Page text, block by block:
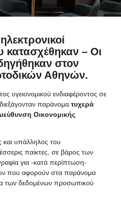
κατασχέθηκαν – Οι
στον
Αθηνών.
υγειονομικού ενδιαφέροντος σε
παράνομα τυχερά
Οικονομικής
και υπάλληλος του
παίκτες, σε βάρος των
για -κατά περίπτωση-
που αφορούν στα παράνομα
των δεδομένων προσωπικού